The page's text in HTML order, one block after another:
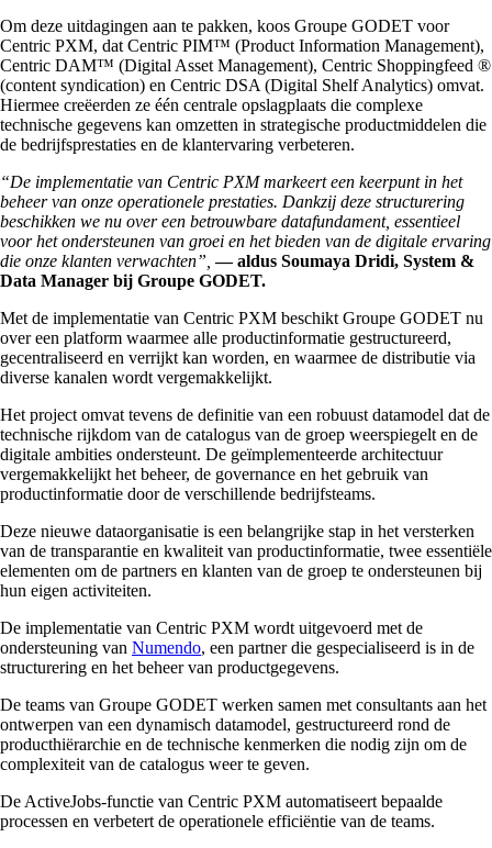
Om deze uitdagingen aan te pakken, koos Groupe GODET voor
Centric PXM, dat Centric PIM™ (Product Information Management),
Centric DAM™ (Digital Asset Management), Centric Shoppingfeed ®
(content syndication) en Centric DSA (Digital Shelf Analytics) omvat.
Hiermee creëerden ze één centrale opslagplaats die complexe
technische gegevens kan omzetten in strategische productmiddelen die
de bedrijfsprestaties en de klantervaring verbeteren.
“De implementatie van Centric PXM markeert een keerpunt in het
beheer van onze operationele prestaties. Dankzij deze structurering
beschikken we nu over een betrouwbare datafundament, essentieel
voor het ondersteunen van groei en het bieden van de digitale ervaring
die onze klanten verwachten”, — aldus Soumaya Dridi, System &
Data Manager bij Groupe GODET.
Met de implementatie van Centric PXM beschikt Groupe GODET nu
over een platform waarmee alle productinformatie gestructureerd,
gecentraliseerd en verrijkt kan worden, en waarmee de distributie via
diverse kanalen wordt vergemakkelijkt.
Het project omvat tevens de definitie van een robuust datamodel dat de
technische rijkdom van de catalogus van de groep weerspiegelt en de
digitale ambities ondersteunt. De geïmplementeerde architectuur
vergemakkelijkt het beheer, de governance en het gebruik van
productinformatie door de verschillende bedrijfsteams.
Deze nieuwe dataorganisatie is een belangrijke stap in het versterken
van de transparantie en kwaliteit van productinformatie, twee essentiële
elementen om de partners en klanten van de groep te ondersteunen bij
hun eigen activiteiten.
De implementatie van Centric PXM wordt uitgevoerd met de
ondersteuning van Numendo, een partner die gespecialiseerd is in de
structurering en het beheer van productgegevens.
De teams van Groupe GODET werken samen met consultants aan het
ontwerpen van een dynamisch datamodel, gestructureerd rond de
producthiërarchie en de technische kenmerken die nodig zijn om de
complexiteit van de catalogus weer te geven.
De ActiveJobs-functie van Centric PXM automatiseert bepaalde
processen en verbetert de operationele efficiëntie van de teams.